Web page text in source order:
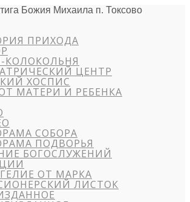
Божия Михаила п. Токсово
ПРИХОДА
КОЛОКОЛЬНЯ
ЦЕНТР
ХОСПИС
МАТЕРИ И РЕБЕНКА
СОБОРА
ПОДВОРЬЯ
БОГОСЛУЖЕНИЙ
ОТ МАРКА
ЛИСТОК